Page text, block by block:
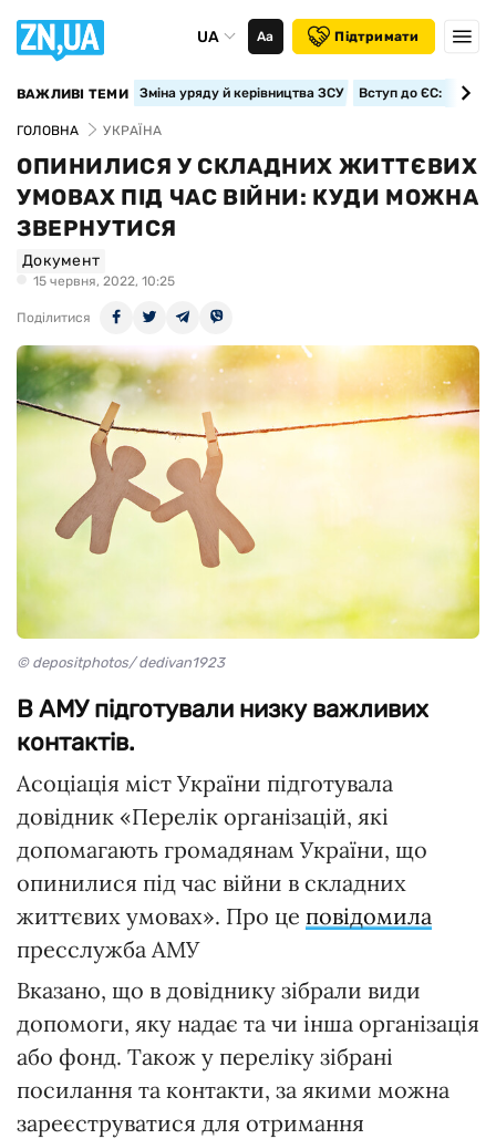
UA Аа Підтримати
ВАЖЛИВІ ТЕМИ Зміна уряду й керівництва ЗСУ Вступ до ЄС:
ГОЛОВНА УКРАЇНА
ОПИНИЛИСЯ У СКЛАДНИХ ЖИТТЄВИХ
УМОВАХ ПІД ЧАС ВІЙНИ: КУДИ МОЖНА
ЗВЕРНУТИСЯ
Документ
15 червня, 2022, 10:25
Поділитися
© depositphotos/ dedivan1923
В АМУ підготували низку важливих
контактів.
Асоціація міст України підготувала
довідник «Перелік організацій, які
допомагають громадянам України, що
опинилися під час війни в складних
життєвих умовах». Про це повідомила
пресслужба АМУ
Вказано, що в довіднику зібрали види
допомоги, яку надає та чи інша організація
або фонд. Також у переліку зібрані
посилання та контакти, за якими можна
зареєструватися для отримання